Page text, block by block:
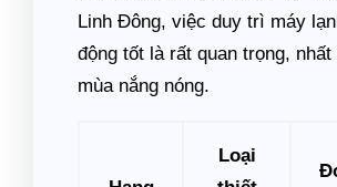
Linh Đông, việc duy trì máy
động tốt là rất quan trọng, nhất
mùa nắng nóng.
Loại